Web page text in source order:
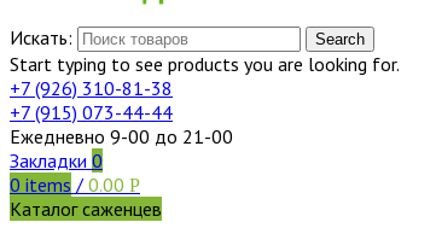
Искать: Search
Start typing to see products you are looking for.
+7 (926) 310-81-38
+7 (915) 073-44-44
Ежедневно 9-00 до 21-00
Закладки 0
0 items / 0.00 Р
Каталог саженцев